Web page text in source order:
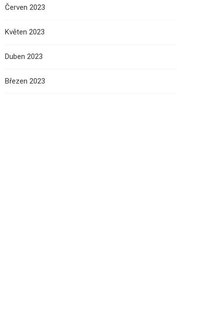
Červen 2023
Květen 2023
Duben 2023
Březen 2023